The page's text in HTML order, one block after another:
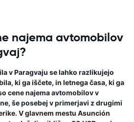
najema avtomobilov
v Paragvaju se lahko razlikujejo
ki ga iščete, in letnega časa, ki ga
cene najema avtomobilov v
še posebej v primerjavi z drugimi
V glavnem mestu Asunción